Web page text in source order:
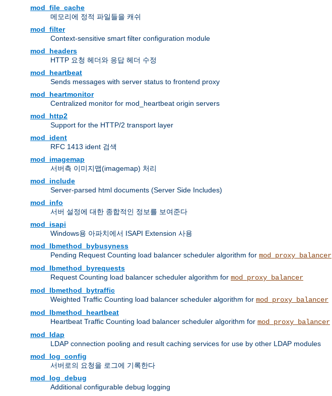
mod_file_cache
메모리에 정적 파일들을 캐쉬
mod_filter
Context-sensitive smart filter configuration module
mod_headers
HTTP 요청 헤더와 응답 헤더 수정
mod_heartbeat
Sends messages with server status to frontend proxy
mod_heartmonitor
Centralized monitor for mod_heartbeat origin servers
mod_http2
Support for the HTTP/2 transport layer
mod_ident
RFC 1413 ident 검색
mod_imagemap
서버측 이미지맵(imagemap) 처리
mod_include
Server-parsed html documents (Server Side Includes)
mod_info
서버 설정에 대한 종합적인 정보를 보여준다
mod_isapi
Windows용 아파치에서 ISAPI Extension 사용
mod_lbmethod_bybusyness
Pending Request Counting load balancer scheduler algorithm for mod_proxy_balancer
mod_lbmethod_byrequests
Request Counting load balancer scheduler algorithm for mod_proxy_balancer
mod_lbmethod_bytraffic
Weighted Traffic Counting load balancer scheduler algorithm for mod_proxy_balancer
mod_lbmethod_heartbeat
Heartbeat Traffic Counting load balancer scheduler algorithm for mod_proxy_balancer
mod_ldap
LDAP connection pooling and result caching services for use by other LDAP modules
mod_log_config
서버로의 요청을 로그에 기록한다
mod_log_debug
Additional configurable debug logging